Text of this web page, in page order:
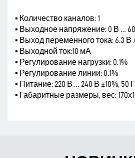
▪ Количество каналов: 1
▪ Выходное напряжение: 0 В …
▪ Выход переменного тока: 6.3 В
▪ Выходной ток:10 мА
▪ Регулирование нагрузки: 0.1%
▪ Регулирование линии: 0.1%
▪ Питание: 220 В … 240 В ±10%, 50
▪ Габаритные размеры, вес: